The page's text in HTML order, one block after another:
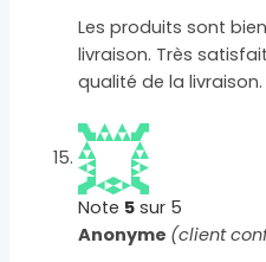
Les produits sont
livraison. Très
qualité de la livraison.
Note 5 sur 5
Anonyme (client